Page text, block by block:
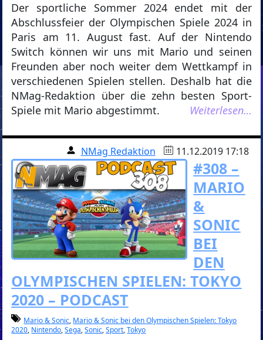
Der sportliche Sommer 2024 endet mit der
Abschlussfeier der Olympischen Spiele 2024 in
Paris am 11. August fast. Auf der Nintendo
Switch können wir uns mit Mario und seinen
Freunden aber noch weiter dem Wettkampf in
verschiedenen Spielen stellen. Deshalb hat die
NMag-Redaktion über die zehn besten Sport-
Spiele mit Mario abgestimmt.
Weiterlesen…
NMag Redaktion 11.12.2019 17:18
#308 –
MARIO
&
SONIC
BEI
DEN
OLYMPISCHEN SPIELEN: TOKYO
2020 – PODCAST
Mario & Sonic, Mario & Sonic bei den Olympischen Spielen: Tokyo
2020, Nintendo,Sega,Sonic,Sport,Tokyo